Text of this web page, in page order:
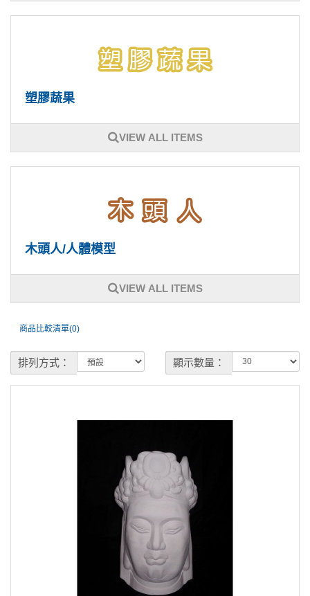
塑膠蔬果
VIEW ALL ITEMS
木頭人/人體模型
VIEW ALL ITEMS
商品比較清單(0)
排列方式： 顯示數量：